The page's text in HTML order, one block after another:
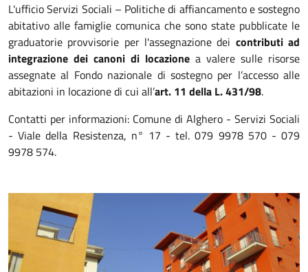
L'ufficio Servizi Sociali – Politiche di affiancamento e sostegno
abitativo alle famiglie comunica che sono state pubblicate le
graduatorie provvisorie per l'assegnazione dei contributi ad
integrazione dei canoni di locazione a valere sulle risorse
assegnate al Fondo nazionale di sostegno per l’accesso alle
abitazioni in locazione di cui all’art. 11 della L. 431/98.
Contatti per informazioni: Comune di Alghero - Servizi Sociali
- Viale della Resistenza, n° 17 - tel. 079 9978 570 - 079
9978 574.